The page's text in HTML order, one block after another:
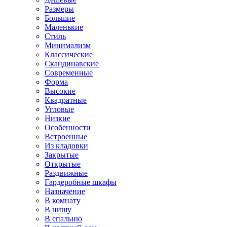
Размеры
Большие
Маленькие
Стиль
Минимализм
Классические
Скандинавские
Современные
Форма
Высокие
Квадратные
Угловые
Низкие
Особенности
Встроенные
Из кладовки
Закрытые
Открытые
Раздвижные
Гардеробные шкафы
Назначение
В комнату
В нишу
В спальню